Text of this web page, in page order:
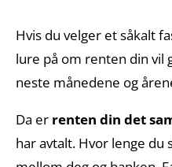
Hvis du velger et såkalt
lure på om renten din vil
neste månedene og
Da er renten din det
har avtalt. Hvor lenge du